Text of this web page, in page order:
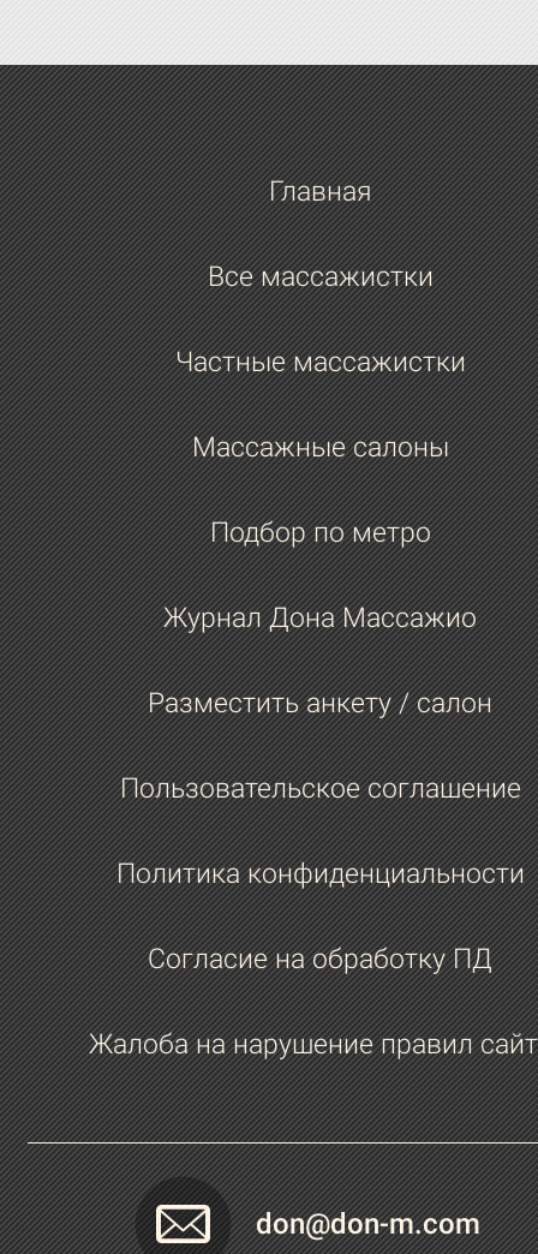
Главная
Все массажистки
Частные массажистки
Массажные салоны
Подбор по метро
Журнал Дона Массажио
Разместить анкету / салон
Пользовательское соглашение
Политика конфиденциальности
Согласие на обработку ПД
Жалоба на нарушение правил
don@don-m.com